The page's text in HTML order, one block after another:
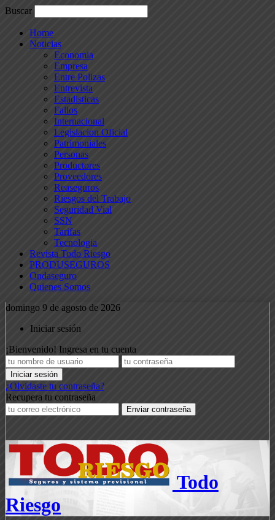
Buscar
Home
Noticias
Economia
Empresa
Entre Polizas
Entrevista
Estadisticas
Fallos
Internacional
Legislacion Oficial
Patrimoniales
Personas
Productores
Proveedores
Reaseguros
Riesgos del Trabajo
Seguridad Vial
SSN
Tarifas
Tecnologia
Revista Todo Riesgo
PRODUSEGUROS
Ondaseguro
Quienes Somos
domingo 9 de agosto de 2026
Iniciar sesión
¡Bienvenido! Ingresa en tu cuenta
¿Olvidaste tu contraseña?
Recupera tu contraseña
Todo
Riesgo